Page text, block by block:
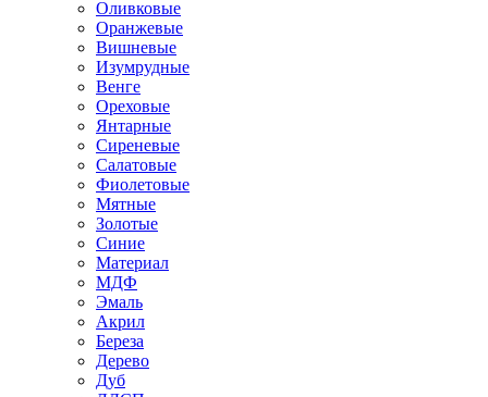
Оливковые
Оранжевые
Вишневые
Изумрудные
Венге
Ореховые
Янтарные
Сиреневые
Салатовые
Фиолетовые
Мятные
Золотые
Синие
Материал
МДФ
Эмаль
Акрил
Береза
Дерево
Дуб